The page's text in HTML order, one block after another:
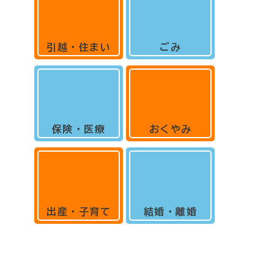
引越・住まい
保険・医療
出産・子育て
ごみ
おくやみ
結婚・離婚